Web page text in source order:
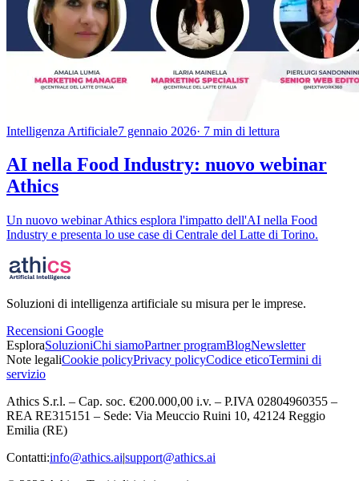
Intelligenza Artificiale7 gennaio 2026· 7 min di lettura
AI nella Food Industry: nuovo webinar
Athics
Un nuovo webinar Athics esplora l'impatto dell'AI nella Food
Industry e presenta lo use case di Centrale del Latte di Torino.
Soluzioni di intelligenza artificiale su misura per le imprese.
Recensioni Google
EsploraSoluzioniChi siamoPartner programBlogNewsletter
Note legaliCookie policyPrivacy policyCodice eticoTermini di
servizio
Athics S.r.l. – Cap. soc. €200.000,00 i.v. – P.IVA 02804960355 –
REA RE315151 – Sede: Via Meuccio Ruini 10, 42124 Reggio
Emilia (RE)
Contatti:info@athics.ai|support@athics.ai